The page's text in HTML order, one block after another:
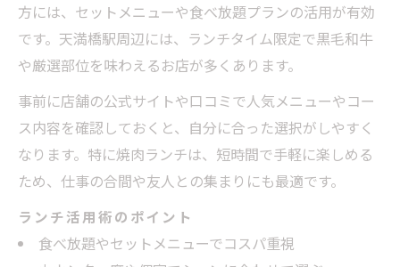
方には、セットメニューや食べ放題プランの活用が有効
です。天満橋駅周辺には、ランチタイム限定で黒毛和牛
や厳選部位を味わえるお店が多くあります。
事前に店舗の公式サイトや口コミで人気メニューやコー
ス内容を確認しておくと、自分に合った選択がしやすく
なります。特に焼肉ランチは、短時間で手軽に楽しめる
ため、仕事の合間や友人との集まりにも最適です。
ランチ活用術のポイント
食べ放題やセットメニューでコスパ重視